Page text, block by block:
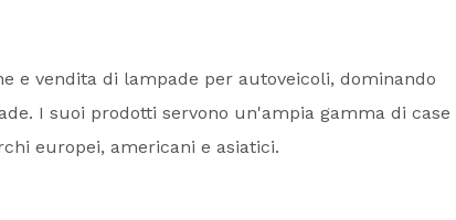
e vendita di lampade per autoveicoli, dominando
I suoi prodotti servono un'ampia gamma di case
europei, americani e asiatici.